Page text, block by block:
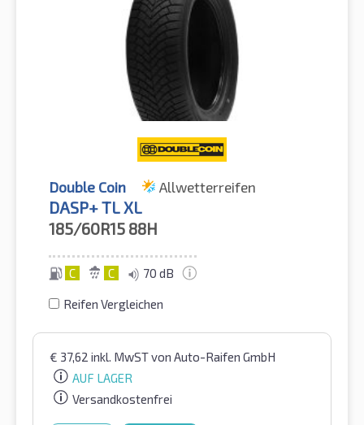
Double Coin Allwetterreifen
DASP+ TL XL
185/60R15 88H
C C 70 dB
Reifen Vergleichen
€ 37,62 inkl. MwSTvon Auto-Raifen GmbH
AUF LAGER
Versandkostenfrei